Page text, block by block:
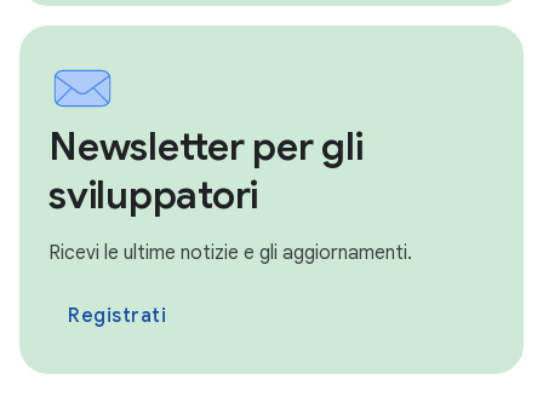
Newsletter per gli
sviluppatori
Ricevi le ultime notizie e gli aggiornamenti.
Registrati